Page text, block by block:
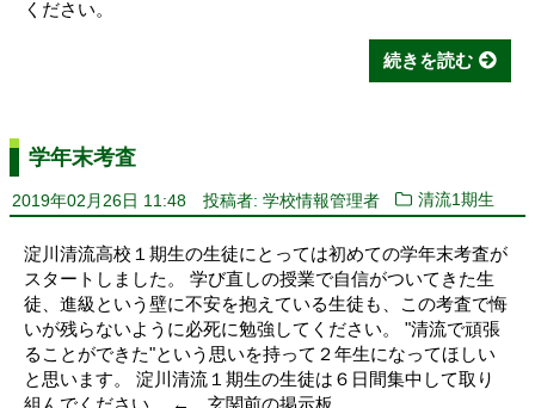
ください。
続きを読む
学年末考査
2019年02月26日 11:48 投稿者: 学校情報管理者 清流1期生
淀川清流高校１期生の生徒にとっては初めての学年末考査が
スタートしました。 学び直しの授業で自信がついてきた生
徒、進級という壁に不安を抱えている生徒も、この考査で悔
いが残らないように必死に勉強してください。 "清流で頑張
ることができた"という思いを持って２年生になってほしい
と思います。 淀川清流１期生の生徒は６日間集中して取り
組んでください。 ← 玄関前の掲示板